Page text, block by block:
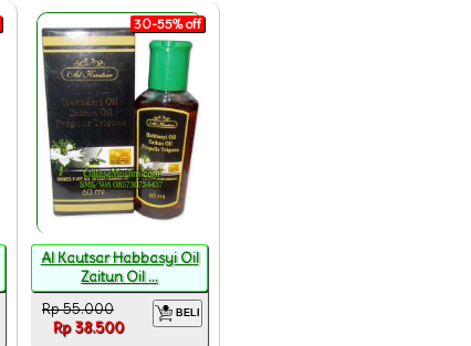
30-55% off
Al Kautsar Habbasyi Oil
Zaitun Oil ...
Rp 55.000
Rp 38.500
BELI